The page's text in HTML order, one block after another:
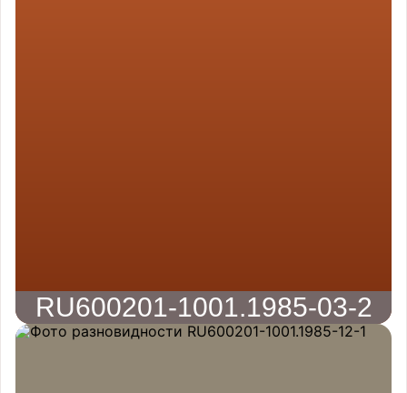
RU600201-1001.1985-03-2